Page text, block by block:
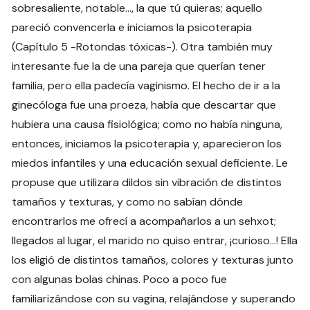
sobresaliente, notable…, la que tú quieras; aquello
pareció convencerla e iniciamos la psicoterapia
(Capítulo 5 -Rotondas tóxicas-). Otra también muy
interesante fue la de una pareja que querían tener
familia, pero ella padecía vaginismo. El hecho de ir a la
ginecóloga fue una proeza, había que descartar que
hubiera una causa fisiológica; como no había ninguna,
entonces, iniciamos la psicoterapia y, aparecieron los
miedos infantiles y una educación sexual deficiente. Le
propuse que utilizara dildos sin vibración de distintos
tamaños y texturas, y como no sabían dónde
encontrarlos me ofrecí a acompañarlos a un sehxot;
llegados al lugar, el marido no quiso entrar, ¡curioso…! Ella
los eligió de distintos tamaños, colores y texturas junto
con algunas bolas chinas. Poco a poco fue
familiarizándose con su vagina, relajándose y superando